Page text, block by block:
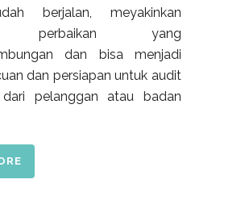
berjalan, meyakinkan
perbaikan yang
dan bisa menjadi
dan persiapan untuk audit
dari pelanggan atau badan